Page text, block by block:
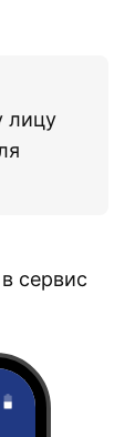
лицу
сервис